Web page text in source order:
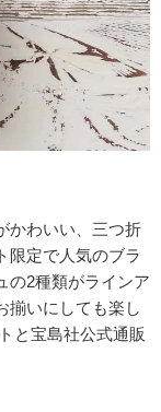
かわいい、三つ折
限定で人気のブラ
の2種類がラインア
いにしても楽し
と宝島社公式通販